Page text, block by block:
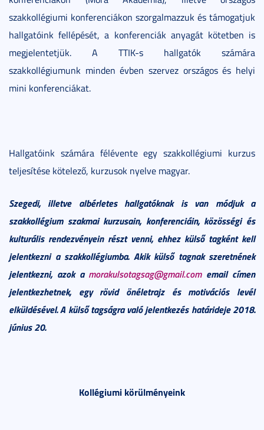
szakkollégiumi konferenciákon szorgalmazzuk és támogatjuk
hallgatóink fellépését, a konferenciák anyagát kötetben is
megjelentetjük. A TTIK-s hallgatók számára
szakkollégiumunk minden évben szervez országos és helyi
mini konferenciákat.
Hallgatóink számára félévente egy szakkollégiumi kurzus
teljesítése kötelező, kurzusok nyelve magyar.
Szegedi, illetve albérletes hallgatóknak is van módjuk a
szakkollégium szakmai kurzusain, konferenciáin, közösségi és
kulturális rendezvényein részt venni, ehhez külső tagként kell
jelentkezni a szakkollégiumba. Akik külső tagnak szeretnének
jelentkezni, azok a morakulsotagsag@gmail.comemail címen
jelentkezhetnek, egy rövid önéletrajz és motivációs levél
elküldésével. A külső tagságra való jelentkezés határideje 2018.
június 20.
Kollégiumi körülményeink